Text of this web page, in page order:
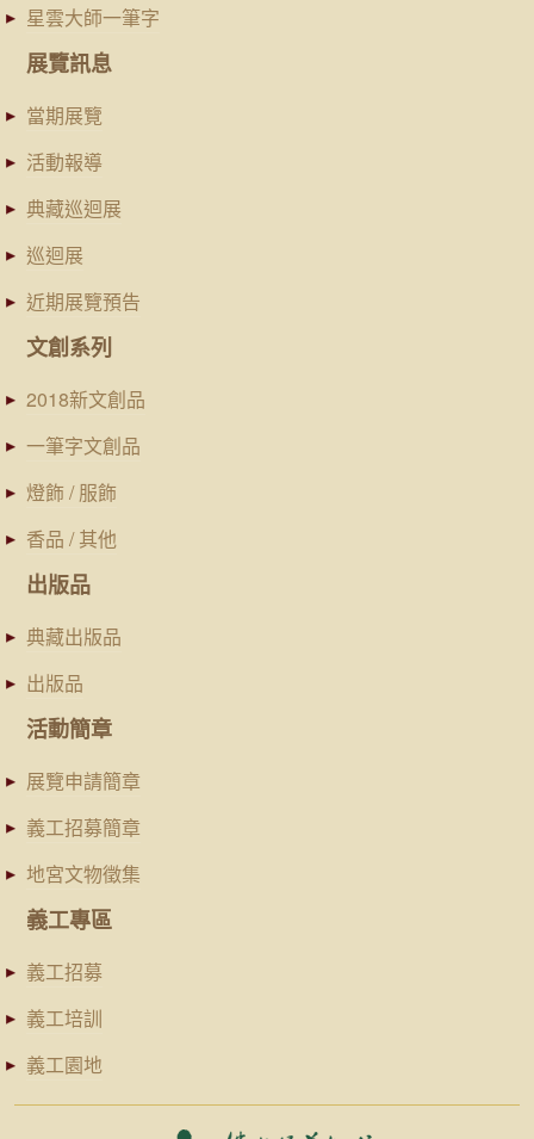
星雲大師一筆字
展覽訊息
當期展覽
活動報導
典藏巡迴展
巡迴展
近期展覽預告
文創系列
2018新文創品
一筆字文創品
燈飾 / 服飾
香品 / 其他
出版品
典藏出版品
出版品
活動簡章
展覽申請簡章
義工招募簡章
地宮文物徵集
義工專區
義工招募
義工培訓
義工園地